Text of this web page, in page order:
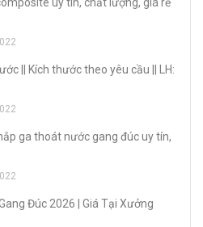
|| Kích thước theo yêu cầu || LH:
ga thoát nước gang đúc uy tín,
Đúc 2026 | Giá Tại Xưởng